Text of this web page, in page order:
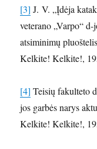
[3] J. V. „Įdėja
veterano „Varpo“
atsiminimų
Kelkite! Kelkite!,
[4] Teisių fakulteto
jos garbės narys
Kelkite! Kelkite!,